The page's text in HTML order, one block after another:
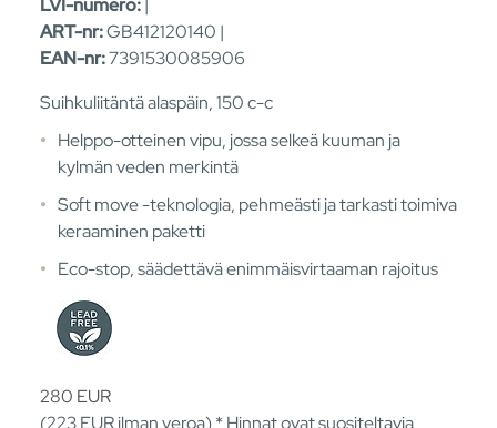
ART-nr:GB412120140 |
EAN-nr:7391530085906
Suihkuliitäntä alaspäin, 150 c-c
Helppo-otteinen vipu, jossa selkeä kuuman ja
kylmän veden merkintä
Soft move -teknologia, pehmeästi ja tarkasti toimiva
keraaminen paketti
Eco-stop, säädettävä enimmäisvirtaaman rajoitus
280 EUR
(223EURilman veroa) * Hinnat ovat suositeltavia